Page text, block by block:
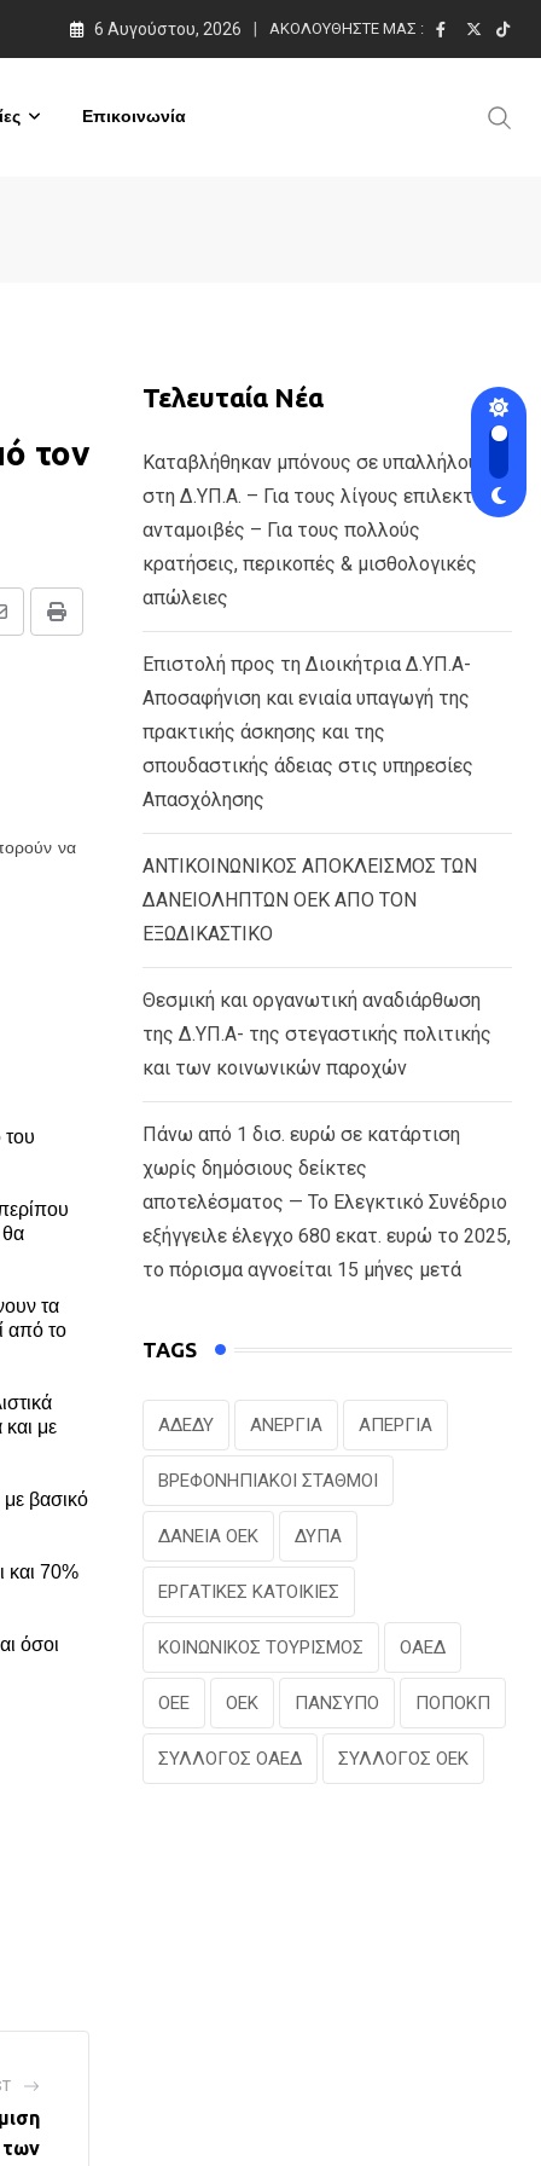
6 Αυγούστου, 2026 ΑΚΟΛΟΥΘΉΣΤΕ ΜΑΣ :
Επικοινωνία
τον
Print
να
του
θα
τα
από το
με
βασικό
και 70%
όσοι
των
Τελευταία Νέα
Καταβλήθηκαν μπόνους σε υπαλλήλους
στη Δ.ΥΠ.Α. – Για τους λίγους επιλεκτικές
ανταμοιβές – Για τους πολλούς
κρατήσεις, περικοπές & μισθολογικές
απώλειες
Επιστολή προς τη Διοικήτρια Δ.ΥΠ.Α-
Αποσαφήνιση και ενιαία υπαγωγή της
πρακτικής άσκησης και της
σπουδαστικής άδειας στις υπηρεσίες
Απασχόλησης
ΑΝΤΙΚΟΙΝΩΝΙΚΟΣ ΑΠΟΚΛΕΙΣΜΟΣ ΤΩΝ
ΔΑΝΕΙΟΛΗΠΤΩΝ ΟΕΚ ΑΠΟ ΤΟΝ
ΕΞΩΔΙΚΑΣΤΙΚΟ
Θεσμική και οργανωτική αναδιάρθωση
της Δ.ΥΠ.Α- της στεγαστικής πολιτικής
και των κοινωνικών παροχών
Πάνω από 1 δισ. ευρώ σε κατάρτιση
χωρίς δημόσιους δείκτες
αποτελέσματος — Το Ελεγκτικό Συνέδριο
εξήγγειλε έλεγχο 680 εκατ. ευρώ το 2025,
το πόρισμα αγνοείται 15 μήνες μετά
TAGS
ΑΔΕΔΥ ΑΝΕΡΓΙΑ ΑΠΕΡΓΙΑ
ΒΡΕΦΟΝΗΠΙΑΚΟΙ ΣΤΑΘΜΟΙ
ΔΑΝΕΙΑ ΟΕΚ ΔΥΠΑ
ΕΡΓΑΤΙΚΕΣ ΚΑΤΟΙΚΙΕΣ
ΚΟΙΝΩΝΙΚΟΣ ΤΟΥΡΙΣΜΟΣ ΟΑΕΔ
ΟΕΕ ΟΕΚ ΠΑΝΣΥΠΟ ΠΟΠΟΚΠ
ΣΥΛΛΟΓΟΣ ΟΑΕΔ ΣΥΛΛΟΓΟΣ ΟΕΚ